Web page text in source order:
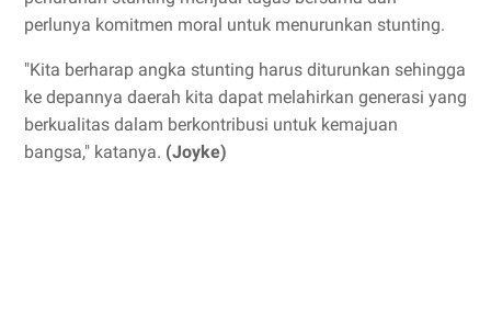
perlunya komitmen moral untuk menurunkan stunting.
"Kita berharap angka stunting harus diturunkan sehingga
ke depannya daerah kita dapat melahirkan generasi yang
berkualitas dalam berkontribusi untuk kemajuan
bangsa," katanya. (Joyke)